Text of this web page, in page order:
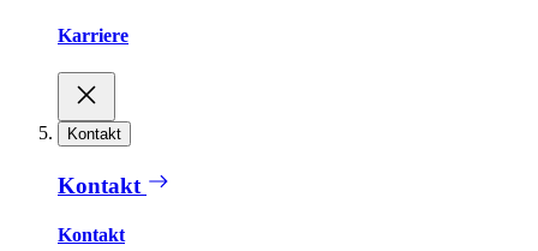
Karriere
Kontakt
Kontakt
Kontakt